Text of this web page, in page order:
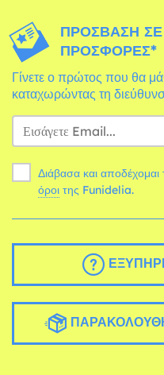
ΠΡΌΣΒΑΣΗ ΣΕ
ΠΡΟΣΦΟΡΈΣ*
Γίνετε ο πρώτος που θα
καταχωρώντας τη
Διάβασα και αποδέχομαι
όροι της Funidelia.